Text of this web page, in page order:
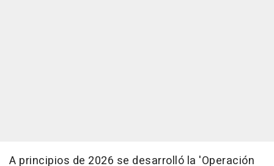
A principios de 2026 se desarrolló la 'Operación